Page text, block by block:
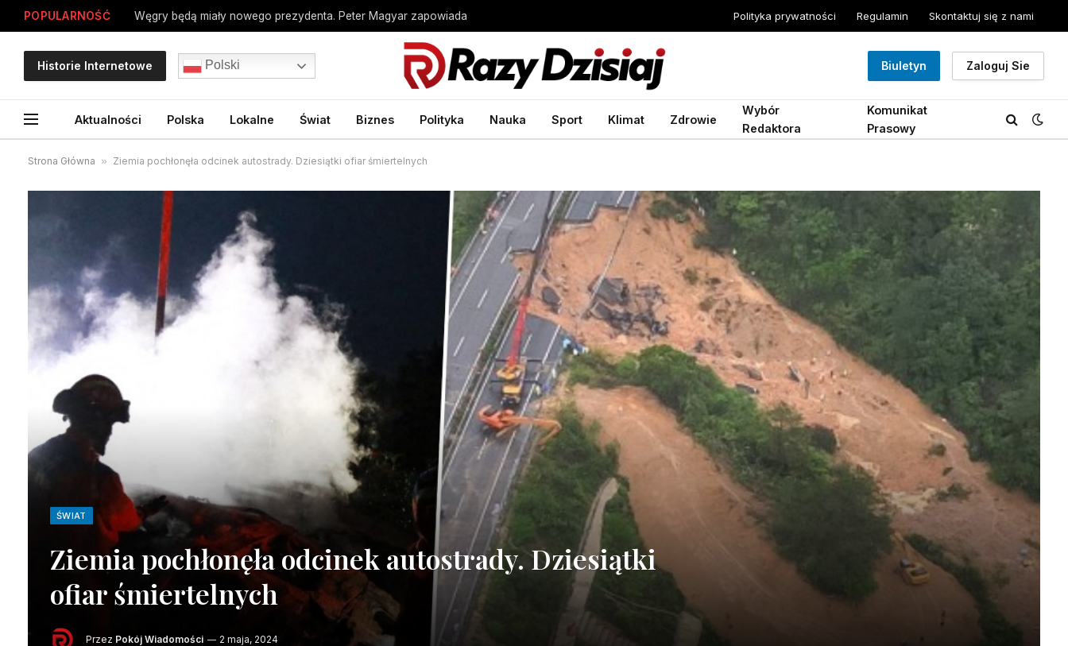
POPULARNOŚĆ Węgry będą miały nowego prezydenta. Peter Magyar zapowiada Polityka prywatności Regulamin Skontaktuj się z nami
Historie Internetowe Polski Biuletyn Zaloguj Sie
Aktualności Polska Lokalne Świat Biznes Polityka Nauka Sport Klimat Zdrowie
Wybór
Redaktora
Komunikat
Prasowy
Strona Główna » Ziemia pochłonęła odcinek autostrady. Dziesiątki ofiar śmiertelnych
ŚWIAT
Ziemia pochłonęła odcinek autostrady. Dziesiątki
ofiar śmiertelnych
Przez Pokój Wiadomości 2 maja, 2024